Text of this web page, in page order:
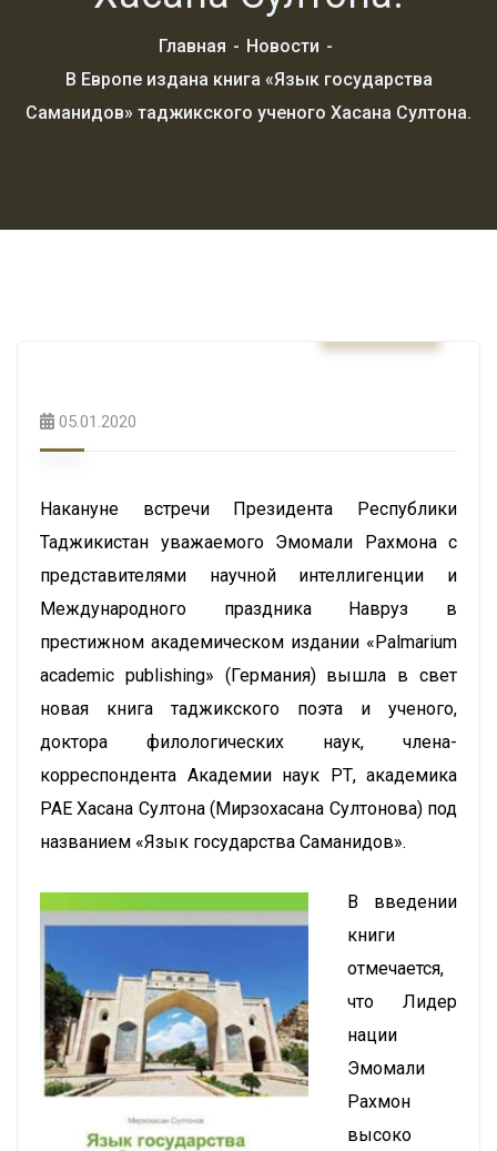
Главная
Новости
В Европе издана книга «Язык государства
Саманидов» таджикского ученого Хасана Султона.
05.01.2020
Накануне встречи Президента Республики
Таджикистан уважаемого Эмомали Рахмона с
представителями научной интеллигенции и
Международного праздника Навруз в
престижном академическом издании «Palmarium
academic publishing» (Германия) вышла в свет
новая книга таджикского поэта и ученого,
доктора филологических наук, члена-
корреспондента Академии наук РТ, академика
РАЕ Хасана Султона (Мирзохасана Султонова) под
названием «Язык государства Саманидов».
В введении
книги
отмечается,
что Лидер
нации
Эмомали
Рахмон
высоко